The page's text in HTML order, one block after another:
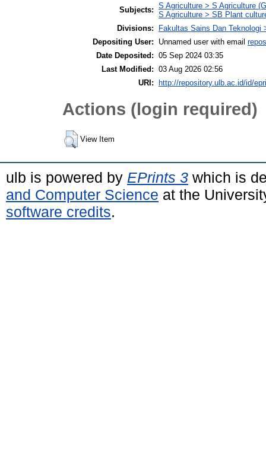
Subjects: S Agriculture > S Agriculture
S Agriculture > SB Plant
Divisions:
Fakultas Sains Dan Teknologi
Depositing User:
Unnamed user with email
Date Deposited: 05 Sep 2024 03:35
Last Modified: 03 Aug 2026 02:56
URI:
http://repository.ulb.ac.id/id/
Actions (login required)
View Item
ulb is powered by EPrints 3 which is
and Computer Science at the
software credits.